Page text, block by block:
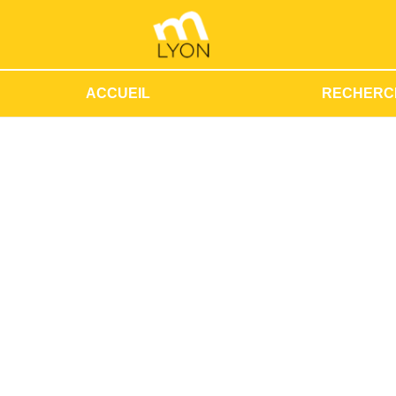
ACCUEIL